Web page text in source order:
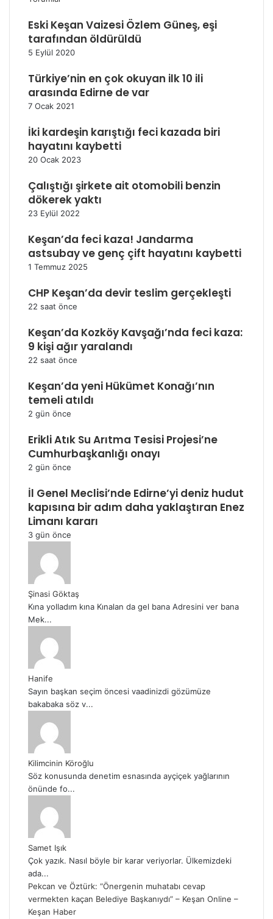
Eski Keşan Vaizesi Özlem Güneş, eşi
tarafından öldürüldü
5 Eylül 2020
Türkiye’nin en çok okuyan ilk 10 ili
arasında Edirne de var
7 Ocak 2021
İki kardeşin karıştığı feci kazada biri
hayatını kaybetti
20 Ocak 2023
Çalıştığı şirkete ait otomobili benzin
dökerek yaktı
23 Eylül 2022
Keşan’da feci kaza! Jandarma
astsubay ve genç çift hayatını kaybetti
1 Temmuz 2025
CHP Keşan’da devir teslim gerçekleşti
22 saat önce
Keşan’da Kozköy Kavşağı’nda feci kaza:
9 kişi ağır yaralandı
22 saat önce
Keşan’da yeni Hükümet Konağı’nın
temeli atıldı
2 gün önce
Erikli Atık Su Arıtma Tesisi Projesi’ne
Cumhurbaşkanlığı onayı
2 gün önce
İl Genel Meclisi’nde Edirne’yi deniz hudut
kapısına bir adım daha yaklaştıran Enez
Limanı kararı
3 gün önce
Şinasi Göktaş
Kına yolladım kına Kınalan da gel bana Adresini ver bana
Mek...
Hanife
Sayın başkan seçim öncesi vaadinizdi gözümüze
bakabaka söz v...
Kilimcinin Köroğlu
Söz konusunda denetim esnasında ayçiçek yağlarının
önünde fo...
Samet Işık
Çok yazık. Nasıl böyle bir karar veriyorlar. Ülkemizdeki
ada...
Pekcan ve Öztürk: “Önergenin muhatabı cevap
vermekten kaçan Belediye Başkanıydı” – Keşan Online –
Keşan Haber